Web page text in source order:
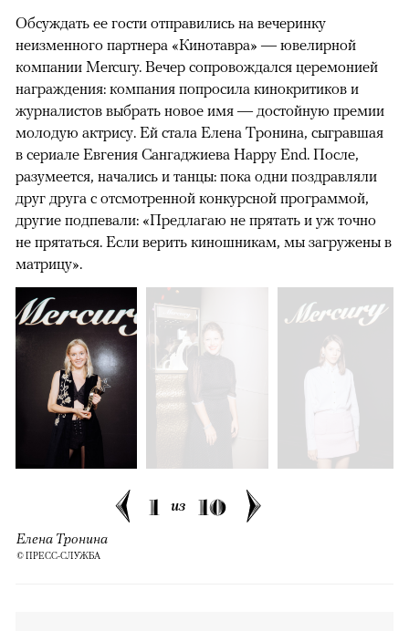
Обсуждать ее гости отправились на вечеринку
неизменного партнера «Кинотавра» — ювелирной
компании Mercury. Вечер сопровождался церемонией
награждения: компания попросила кинокритиков и
журналистов выбрать новое имя — достойную премии
молодую актрису. Ей стала Елена Тронина, сыгравшая
в сериале Евгения Сангаджиева Happy End. После,
разумеется, начались и танцы: пока одни поздравляли
друг друга с отсмотренной конкурсной программой,
другие подпевали: «Предлагаю не прятать и уж точно
не прятаться. Если верить киношникам, мы загружены в
матрицу».
1 из 10
Елена Тронина
© ПРЕСС-СЛУЖБА